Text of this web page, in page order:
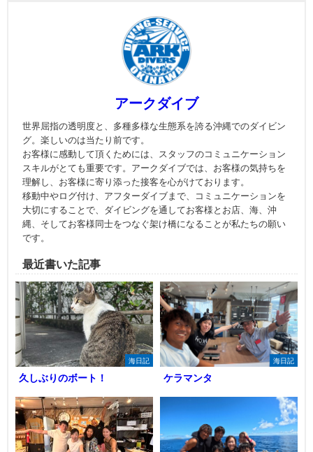
アークダイブ
世界屈指の透明度と、多種多様な生態系を誇る沖縄でのダイビン
グ。楽しいのは当たり前です。
お客様に感動して頂くためには、スタッフのコミュニケーション
スキルがとても重要です。アークダイブでは、お客様の気持ちを
理解し、お客様に寄り添った接客を心がけております。
移動中やログ付け、アフターダイブまで、コミュニケーションを
大切にすることで、ダイビングを通してお客様とお店、海、沖
縄、そしてお客様同士をつなぐ架け橋になることが私たちの願い
です。
最近書いた記事
海日記
久しぶりのボート！
海日記
ケラマンタ